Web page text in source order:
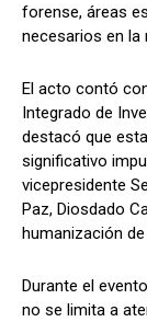
forense, áreas
necesarios en la
El acto contó
Integrado de
destacó que
significativo
vicepresidente
Paz, Diosdado
humanización
Durante el
no se limita a